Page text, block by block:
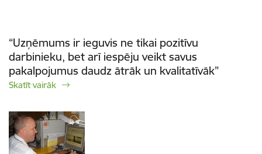
“Uzņēmums ir ieguvis ne tikai pozitīvu
darbinieku, bet arī iespēju veikt savus
pakalpojumus daudz ātrāk un kvalitatīvāk”
Skatīt vairāk